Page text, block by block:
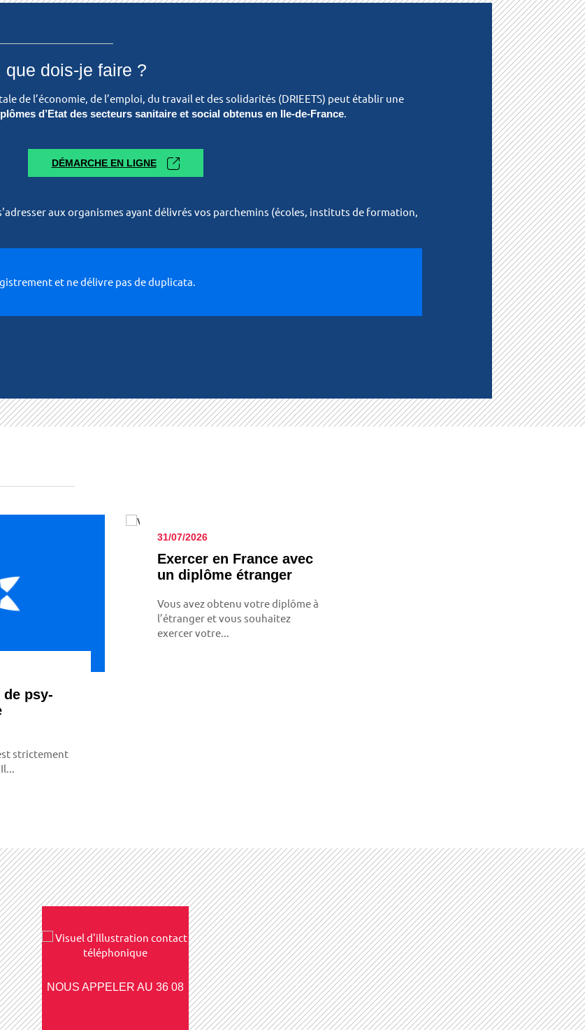
dois-je faire ?
de l’économie, de l’emploi, du travail et des solidarités (DRIEETS) peut établir une
d’Etat des secteurs sanitaire et social obtenus en Ile-de-France.
DÉMARCHE EN LIGNE
aux organismes ayant délivrés vos parchemins (écoles, instituts de formation,
et ne délivre pas de duplicata.
de psy­
strictement
31/07/2026
Exer­cer en France avec
un diplôme étran­ger
Vous avez obtenu votre diplôme à
l’étranger et vous souhaitez
exercer votre...
NOUS APPELER AU 36 08